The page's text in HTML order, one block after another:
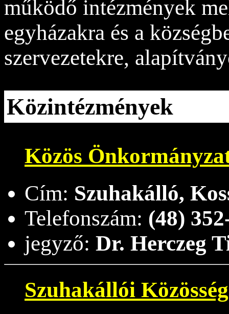
működő intézmények
egyházakra és a
szervezetekre,
Közintézmények
Közös
Cím: Szuhakálló,
Telefonszám: (48)
jegyző: Dr. Herczeg
Szuhakállói